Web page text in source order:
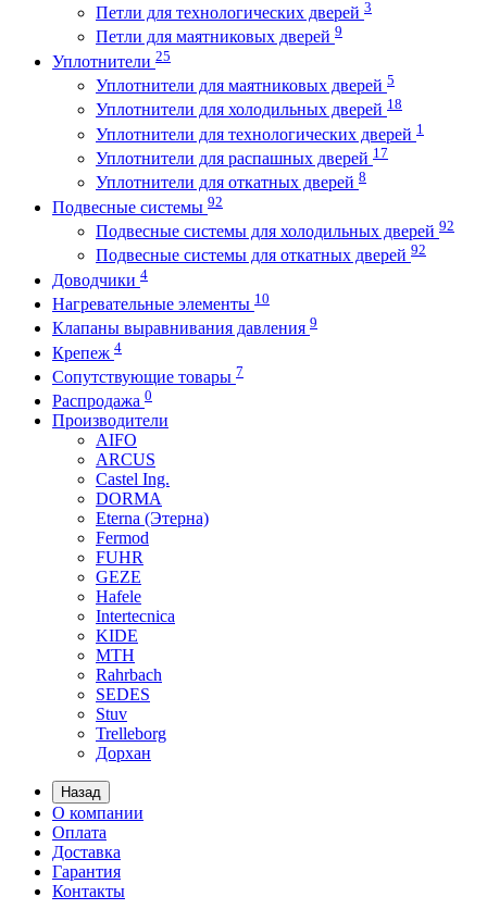
Петли для технологических дверей 3
Петли для маятниковых дверей 9
Уплотнители 25
Уплотнители для маятниковых дверей 5
Уплотнители для холодильных дверей 18
Уплотнители для технологических дверей 1
Уплотнители для распашных дверей 17
Уплотнители для откатных дверей 8
Подвесные системы 92
Подвесные системы для холодильных дверей 92
Подвесные системы для откатных дверей 92
Доводчики 4
Нагревательные элементы 10
Клапаны выравнивания давления 9
Крепеж 4
Сопутствующие товары 7
Распродажа 0
Производители
AIFO
ARCUS
Castel Ing.
DORMA
Eterna (Этерна)
Fermod
FUHR
GEZE
Hafele
Intertecnica
KIDE
MTH
Rahrbach
SEDES
Stuv
Trelleborg
Дорхан
Назад
О компании
Оплата
Доставка
Гарантия
Контакты